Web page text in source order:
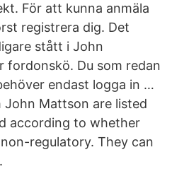
För att kunna anmäla
registrera dig. Det
stått i John
fordonskö. Du som redan
endast logga in …
John Mattson are listed
according to whether
regulatory. They can